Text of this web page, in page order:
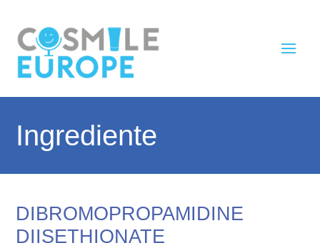
Ingrediente
DIBROMOPROPAMIDINE
DIISETHIONATE